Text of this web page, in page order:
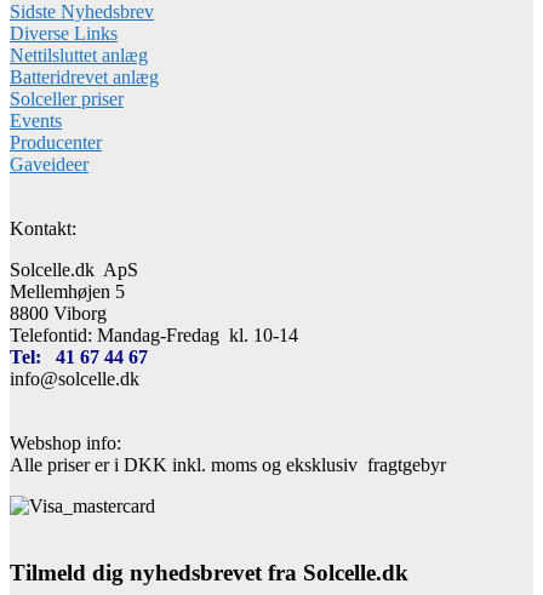
Sidste Nyhedsbrev
Diverse Links
Nettilsluttet anlæg
Batteridrevet anlæg
Solceller priser
Events
Producenter
Gaveideer
Kontakt:
Solcelle.dk ApS
Mellemhøjen 5
8800 Viborg
Telefontid: Mandag-Fredag kl. 10-14
Tel: 41 67 44 67
info@solcelle.dk
Webshop info:
Alle priser er i DKK inkl. moms og eksklusiv fragtgebyr
Tilmeld dig nyhedsbrevet fra Solcelle.dk